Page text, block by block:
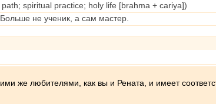
spiritual practice; holy life [brahma + cariya])
не ученик, а сам мастер.
же любителями, как вы и Рената, и имеет